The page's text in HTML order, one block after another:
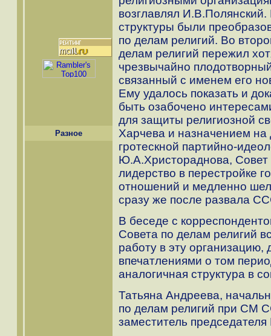
Разное
возглавлял
структуры были
по делам религий. Во
делам религий пережил
чрезвычайно
связанный с именем его
Ему удалось показать и
быть озабочено
для защиты религиозной
Харчева и назначением на
гротескной партийно-
Ю.А.Христораднова, Совет
лидерство в перестройке
отношений и медленно
сразу же после развала
В беседе с
Совета по делам религий
работу в эту организацию,
впечатлениями о том
аналогичная структура в
Татьяна Андреева,
по делам религий при СМ
заместитель